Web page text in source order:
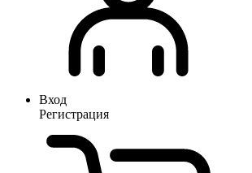
Вход
Регистрация